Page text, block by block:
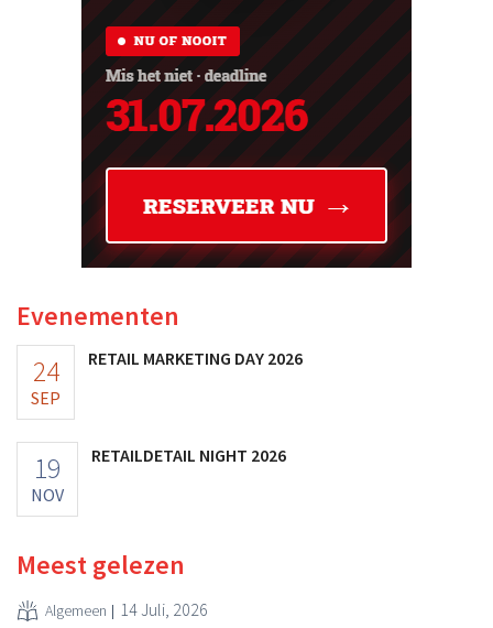
Evenementen
24
SEP
RETAIL MARKETING DAY 2026
19
NOV
RETAILDETAIL NIGHT 2026
Meest gelezen
Algemeen 14 Juli, 2026